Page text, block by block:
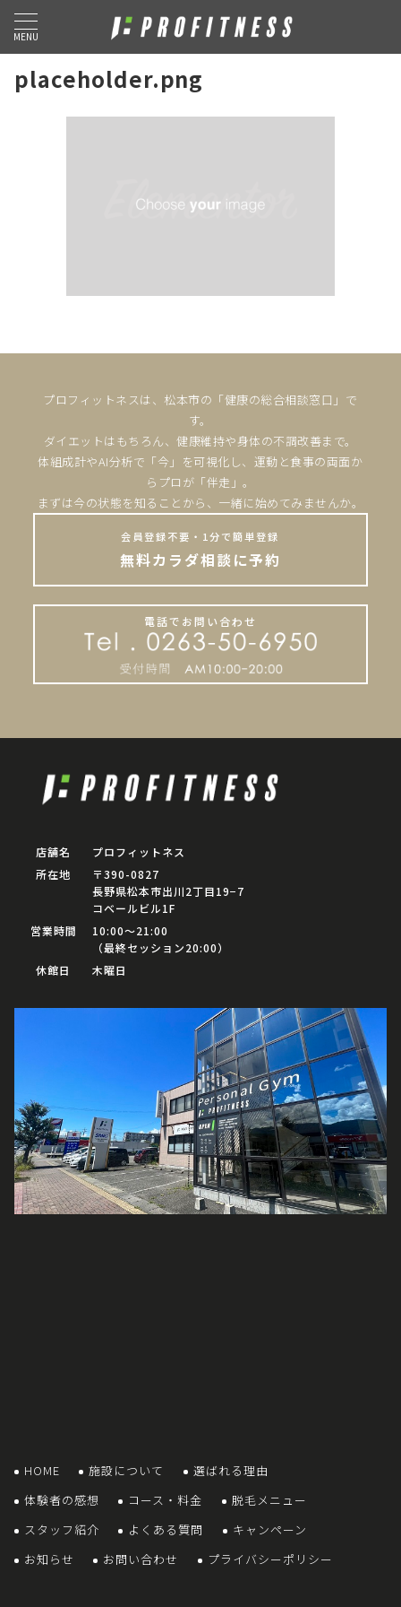
MENU
placeholder.png
プロフィットネスは、松本市の「健康の総合相談窓口」で
す。
ダイエットはもちろん、健康維持や身体の不調改善まで。
体組成計やAI分析で「今」を可視化し、運動と食事の両面か
らプロが「伴走」。
まずは今の状態を知ることから、一緒に始めてみませんか。
会員登録不要・1分で簡単登録
無料カラダ相談に予約
電話でお問い合わせ
店舗名
プロフィットネス
所在地
〒390-0827
長野県松本市出川2丁目19−7
コベールビル1F
営業時間
10:00〜21:00
（最終セッション20:00）
休館日
木曜日
HOME 施設について
選ばれる理由
体験者の感想
コース・料金
脱毛メニュー
スタッフ紹介
よくある質問
キャンペーン
お知らせ
お問い合わせ プライバシーポリシー